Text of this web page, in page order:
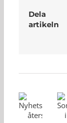
Dela
artikeln